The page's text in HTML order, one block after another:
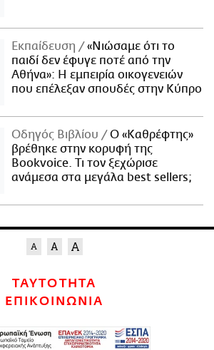
Εκπαίδευση
«Νιώσαμε ότι το
παιδί δεν έφυγε ποτέ από την
Αθήνα»: Η εμπειρία οικογενειών
που επέλεξαν σπουδές στην Κύπρο
Οδηγός Βιβλίου
Ο «Καθρέφτης»
βρέθηκε στην κορυφή της
Bookvoice. Τι τον ξεχώρισε
ανάμεσα στα μεγάλα best sellers;
ΤΑΥΤΟΤΗΤΑ
ΕΠΙΚΟΙΝΩΝΙΑ